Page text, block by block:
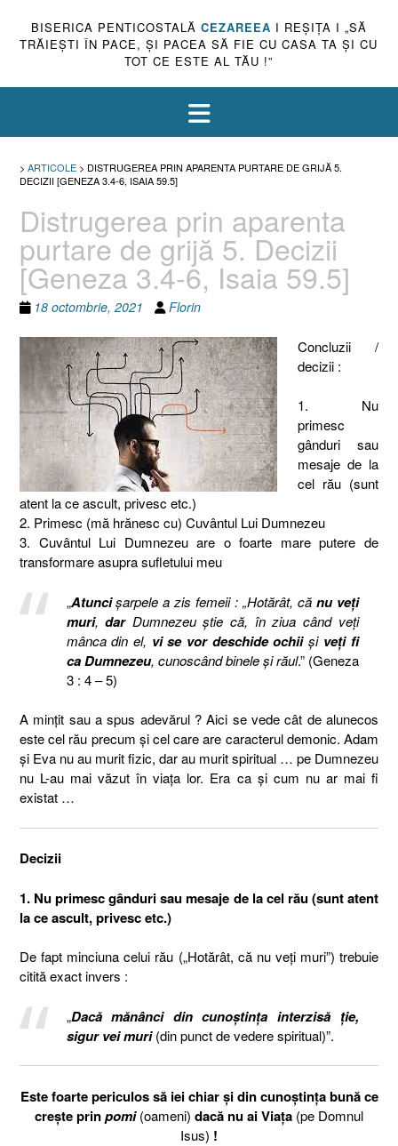
BISERICA PENTICOSTALĂ CEZAREEA I REŞIŢA I „SĂ
TRĂIEŞTI ÎN PACE, ŞI PACEA SĂ FIE CU CASA TA ŞI CU
TOT CE ESTE AL TĂU !”
> ARTICOLE > DISTRUGEREA PRIN APARENTA PURTARE DE GRIJĂ 5.
DECIZII [GENEZA 3.4-6, ISAIA 59.5]
Distrugerea prin aparenta
purtare de grijă 5. Decizii
[Geneza 3.4-6, Isaia 59.5]
18 octombrie, 2021 Florin
Concluzii /
decizii :
1. Nu
primesc
gânduri sau
mesaje de la
cel rău (sunt
atent la ce ascult, privesc etc.)
2. Primesc (mă hrănesc cu) Cuvântul Lui Dumnezeu
3. Cuvântul Lui Dumnezeu are o foarte mare putere de
transformare asupra sufletului meu
„Atuncişarpele a zis femeii : „Hotărât, că nu veţi
muri,darDumnezeu ştie că, în ziua când veţi
mânca din el, vi se vor deschide ochiişi veţi fi
ca Dumnezeu, cunoscând binele şi răul.” (Geneza
3 : 4 – 5)
A minţit sau a spus adevărul ? Aici se vede cât de alunecos
este cel rău precum şi cel care are caracterul demonic. Adam
şi Eva nu au murit fizic, dar au murit spiritual … pe Dumnezeu
nu L-au mai văzut în viaţa lor. Era ca şi cum nu ar mai fi
existat …
Decizii
1. Nu primesc gânduri sau mesaje de la cel rău (sunt atent
la ce ascult, privesc etc.)
De fapt minciuna celui rău („Hotărât, că nu veţi muri”) trebuie
citită exact invers :
„Dacă mănânci din cunoştinţa interzisă ţie,
sigur vei muri(din punct de vedere spiritual)”.
Este foarte periculos să iei chiar şi din cunoştinţa bună ce
creşte prinpomi (oameni) dacă nu ai Viaţa (pe Domnul
Isus) !